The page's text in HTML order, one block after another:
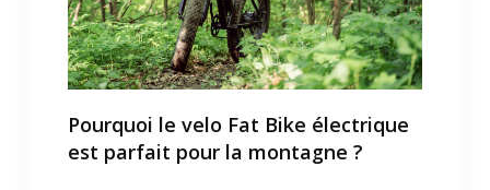
Pourquoi le velo Fat Bike électrique
est parfait pour la montagne ?